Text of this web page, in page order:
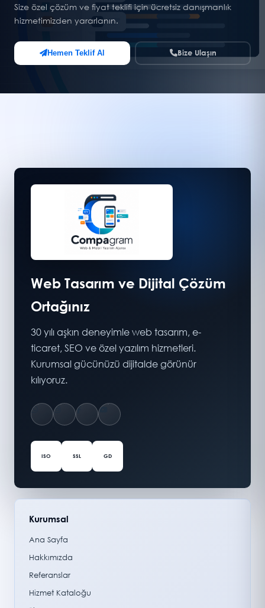
Size özel çözüm ve fiyat teklifi için ücretsiz danışmanlık
hizmetimizden yararlanın.
Hemen Teklif Al Bize Ulaşın
Web Tasarım ve Dijital Çözüm
Ortağınız
30 yılı aşkın deneyimle web tasarım, e-
ticaret, SEO ve özel yazılım hizmetleri.
Kurumsal gücünüzü dijitalde görünür
kılıyoruz.
ISO SSL GD
Kurumsal
Ana Sayfa
Hakkımızda
Referanslar
Hizmet Kataloğu